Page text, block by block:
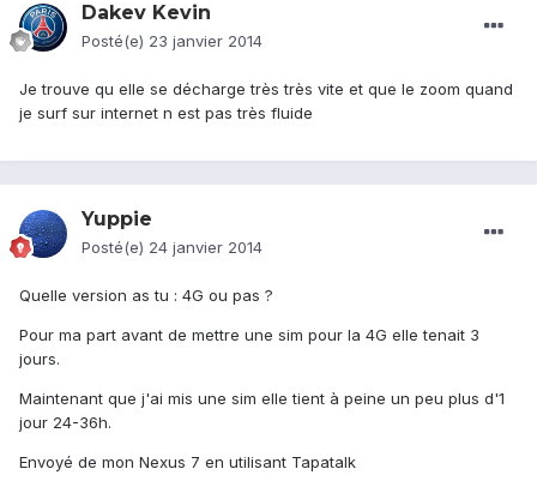
Dakev Kevin
Posté(e) 23 janvier 2014
Je trouve qu elle se décharge très très vite et que le zoom quand
je surf sur internet n est pas très fluide
Yuppie
Posté(e) 24 janvier 2014
Quelle version as tu : 4G ou pas ?
Pour ma part avant de mettre une sim pour la 4G elle tenait 3
jours.
Maintenant que j'ai mis une sim elle tient à peine un peu plus d'1
jour 24-36h.
Envoyé de mon Nexus 7 en utilisant Tapatalk